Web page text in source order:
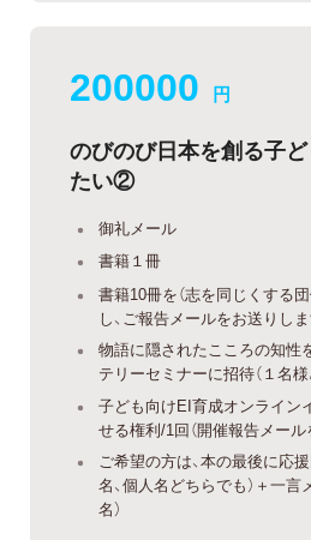
200000 円
のびのび日本を創る子
たい②
御礼メール
書籍１冊
書籍10冊を（志を同じくする
し、ご報告メールをお送りし
物語に隠されたこころの知性
テリーセミナーに招待（１名様
子ども向けEI育成オンライン
せる権利/1回（開催報告メール
ご希望の方は、本の最後に応
名、個人名どちらでも）＋一言
名）